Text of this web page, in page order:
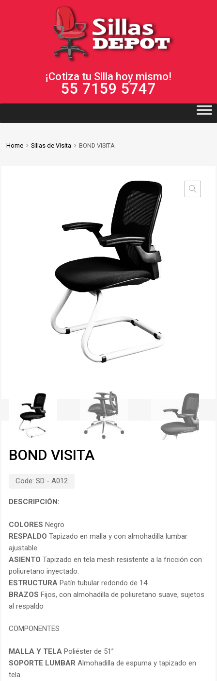
¡Cotiza tu Silla hoy mismo!
55 7159 5747
Home Sillas de Visita BOND VISITA
BOND VISITA
Code: SD - A012
DESCRIPCIÓN:
COLORES Negro
RESPALDO Tapizado en malla y con almohadilla lumbar
ajustable.
ASIENTO Tapizado en tela mesh resistente a la fricción con
poliuretano inyectado.
ESTRUCTURA Patín tubular redondo de 14.
BRAZOS Fijos, con almohadilla de poliuretano suave, sujetos
al respaldo
COMPONENTES
MALLA Y TELA Poliéster de 51”
SOPORTE LUMBAR Almohadilla de espuma y tapizado en
tela.